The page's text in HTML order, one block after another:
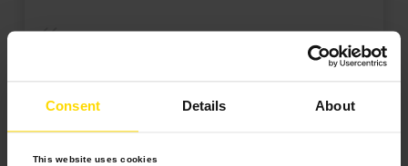
Consent Details About
This website uses cookies
Świetne są te obrazy. Zamówiliśy do salonu 3 obrazy w
Rozwiń